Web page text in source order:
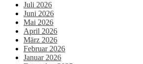
Juli 2026
Juni 2026
Mai 2026
April 2026
März 2026
Februar 2026
Januar 2026